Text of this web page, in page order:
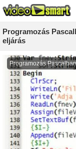
Programozás
eljárás